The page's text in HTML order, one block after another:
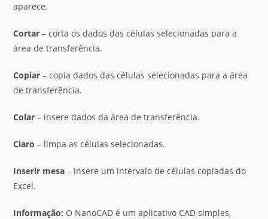
aparece.
Cortar – corta os dados das células selecionadas para a
área de transferência.
Copiar – copia dados das células selecionadas para a área
de transferência.
Colar – insere dados da área de transferência.
Claro – limpa as células selecionadas.
Inserir mesa – insere um intervalo de células copiadas do
Excel.
Informação: O NanoCAD é um aplicativo CAD simples,